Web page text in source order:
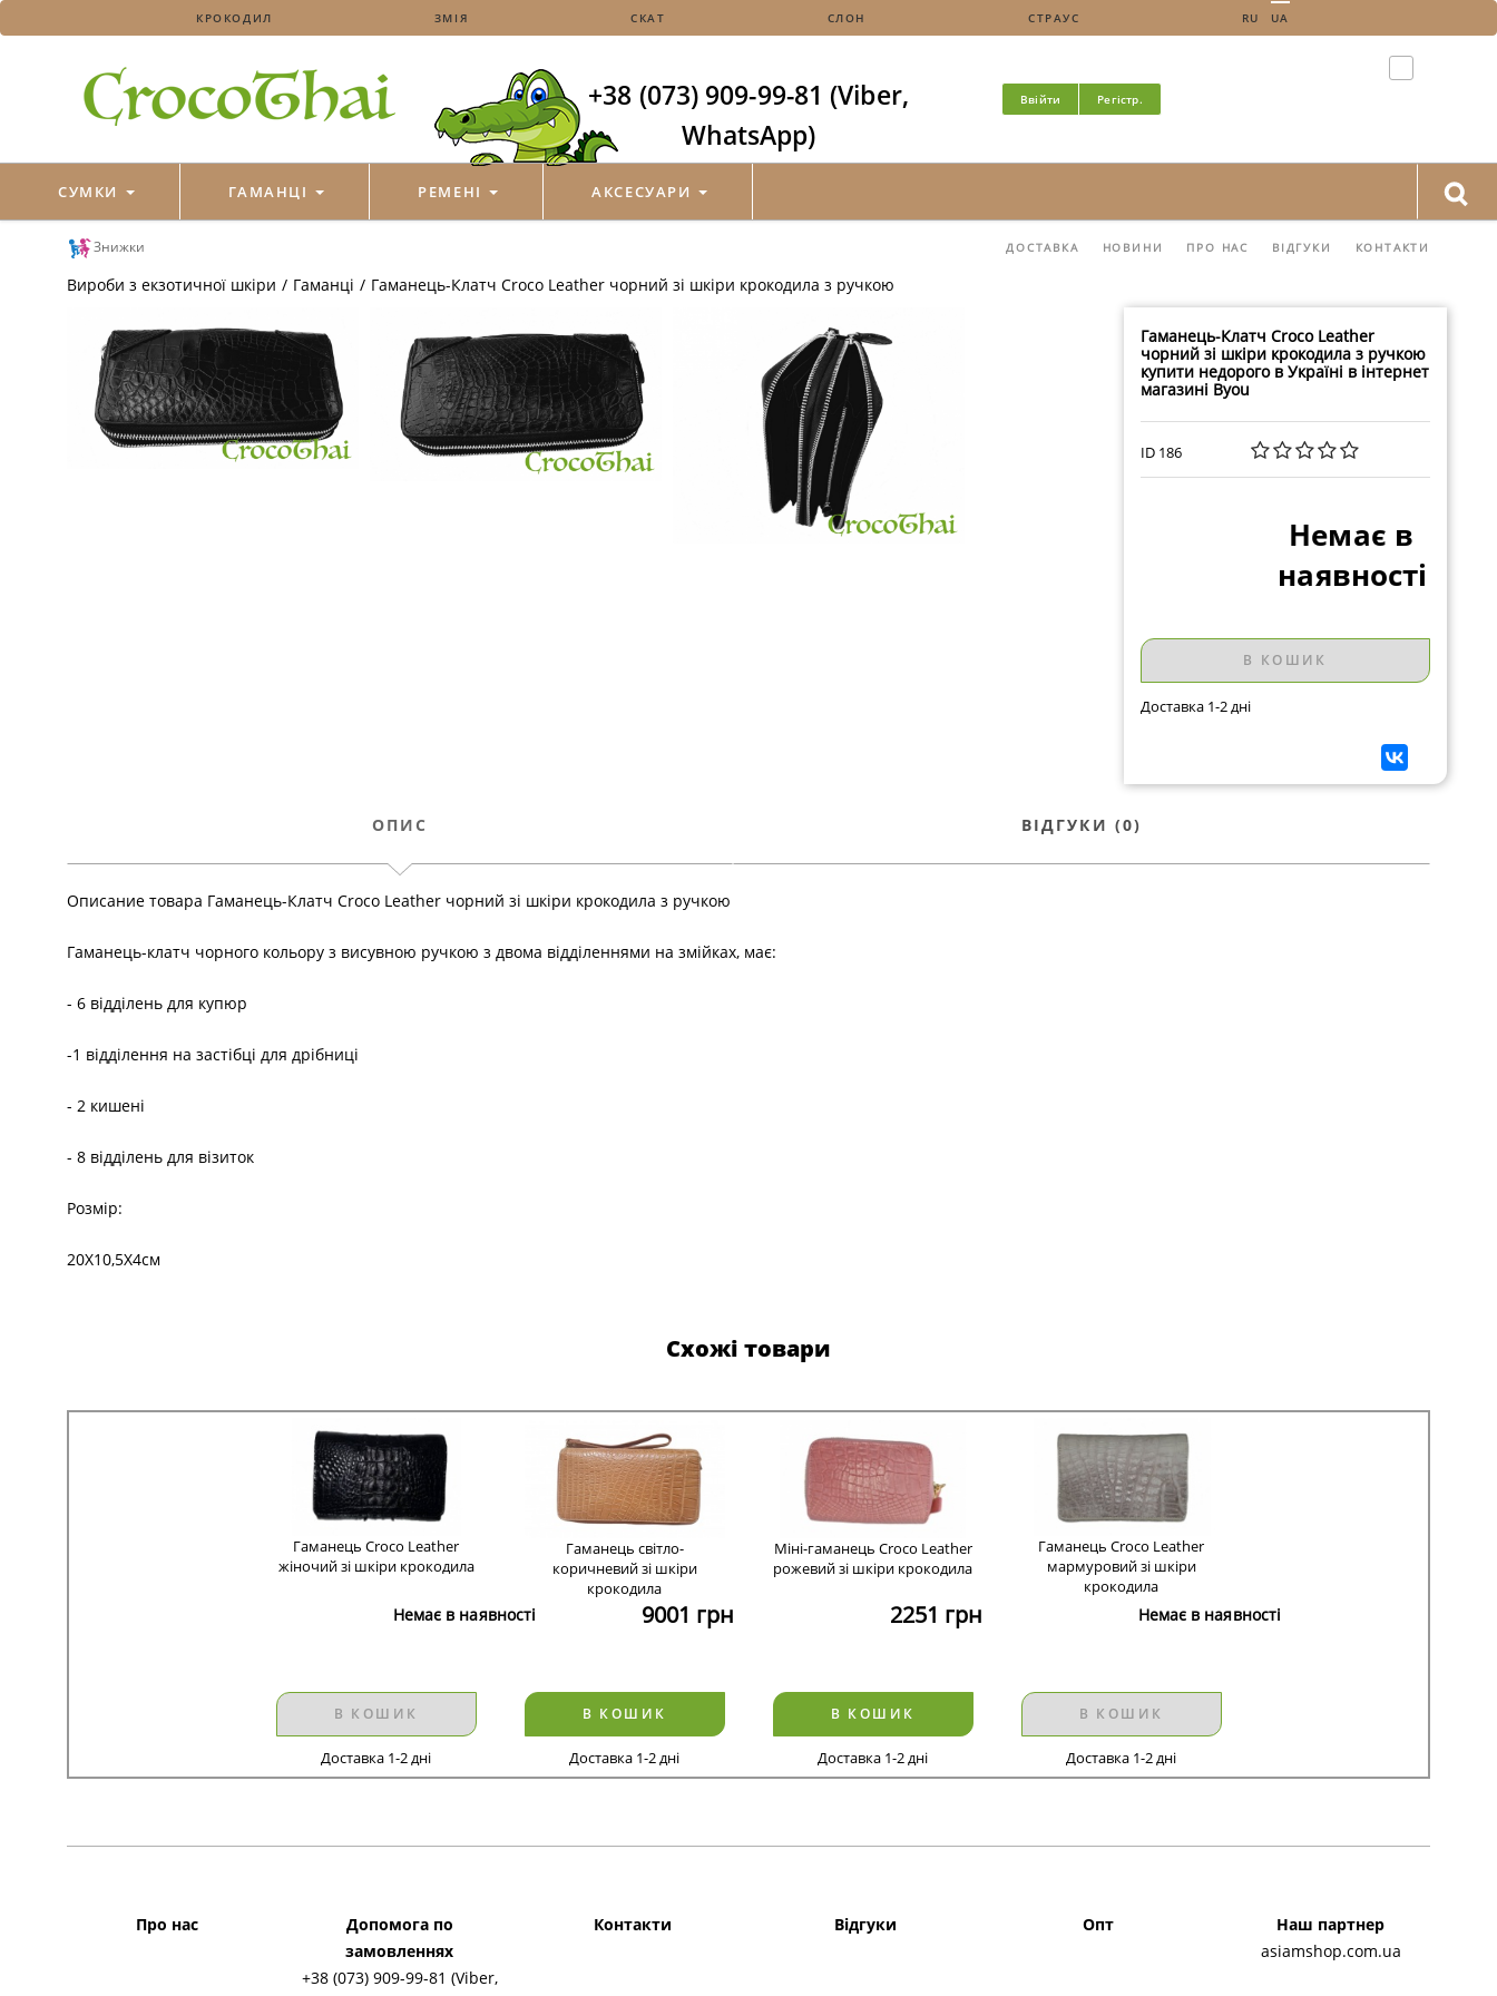
КРОКОДИЛ ЗМІЯ СКАТ СЛОН СТРАУС RU UA
+38 (073) 909-99-81 (Viber,
WhatsApp)
Ввійти Регістр.
СУМКИ ГАМАНЦІ РЕМЕНІ АКСЕСУАРИ
Знижки ДОСТАВКА НОВИНИ ПРО НАС ВІДГУКИ КОНТАКТИ
Вироби з екзотичної шкіри / Гаманці / Гаманець-Клатч Croco Leather чорний зі шкіри крокодила з ручкою
Гаманець-Клатч Croco Leather
чорний зі шкіри крокодила з ручкою
купити недорого в Україні в інтернет
магазині Byou
ID 186
Немає в
наявності
В КОШИК
Доставка 1-2 дні
ОПИС ВІДГУКИ (0)
Описание товара Гаманець-Клатч Croco Leather чорний зі шкіри крокодила з ручкою
Гаманець-клатч чорного кольору з висувною ручкою з двома відділеннями на змійках, має:
- 6 відділень для купюр
-1 відділення на застібці для дрібниці
- 2 кишені
- 8 відділень для візиток
Розмір:
20Х10,5Х4см
Схожі товари
Гаманець Croco Leather
жіночий зі шкіри крокодила
Немає в наявності
В КОШИК
Доставка 1-2 дні
Гаманець світло-
коричневий зі шкіри
крокодила
9001 грн
В КОШИК
Доставка 1-2 дні
Міні-гаманець Croco Leather
рожевий зі шкіри крокодила
2251 грн
В КОШИК
Доставка 1-2 дні
Гаманець Croco Leather
мармуровий зі шкіри
крокодила
Немає в наявності
В КОШИК
Доставка 1-2 дні
Про нас
Допомога по
замовленнях
+38 (073) 909-99-81 (Viber,
Контакти Відгуки Опт
Наш партнер
asiamshop.com.ua